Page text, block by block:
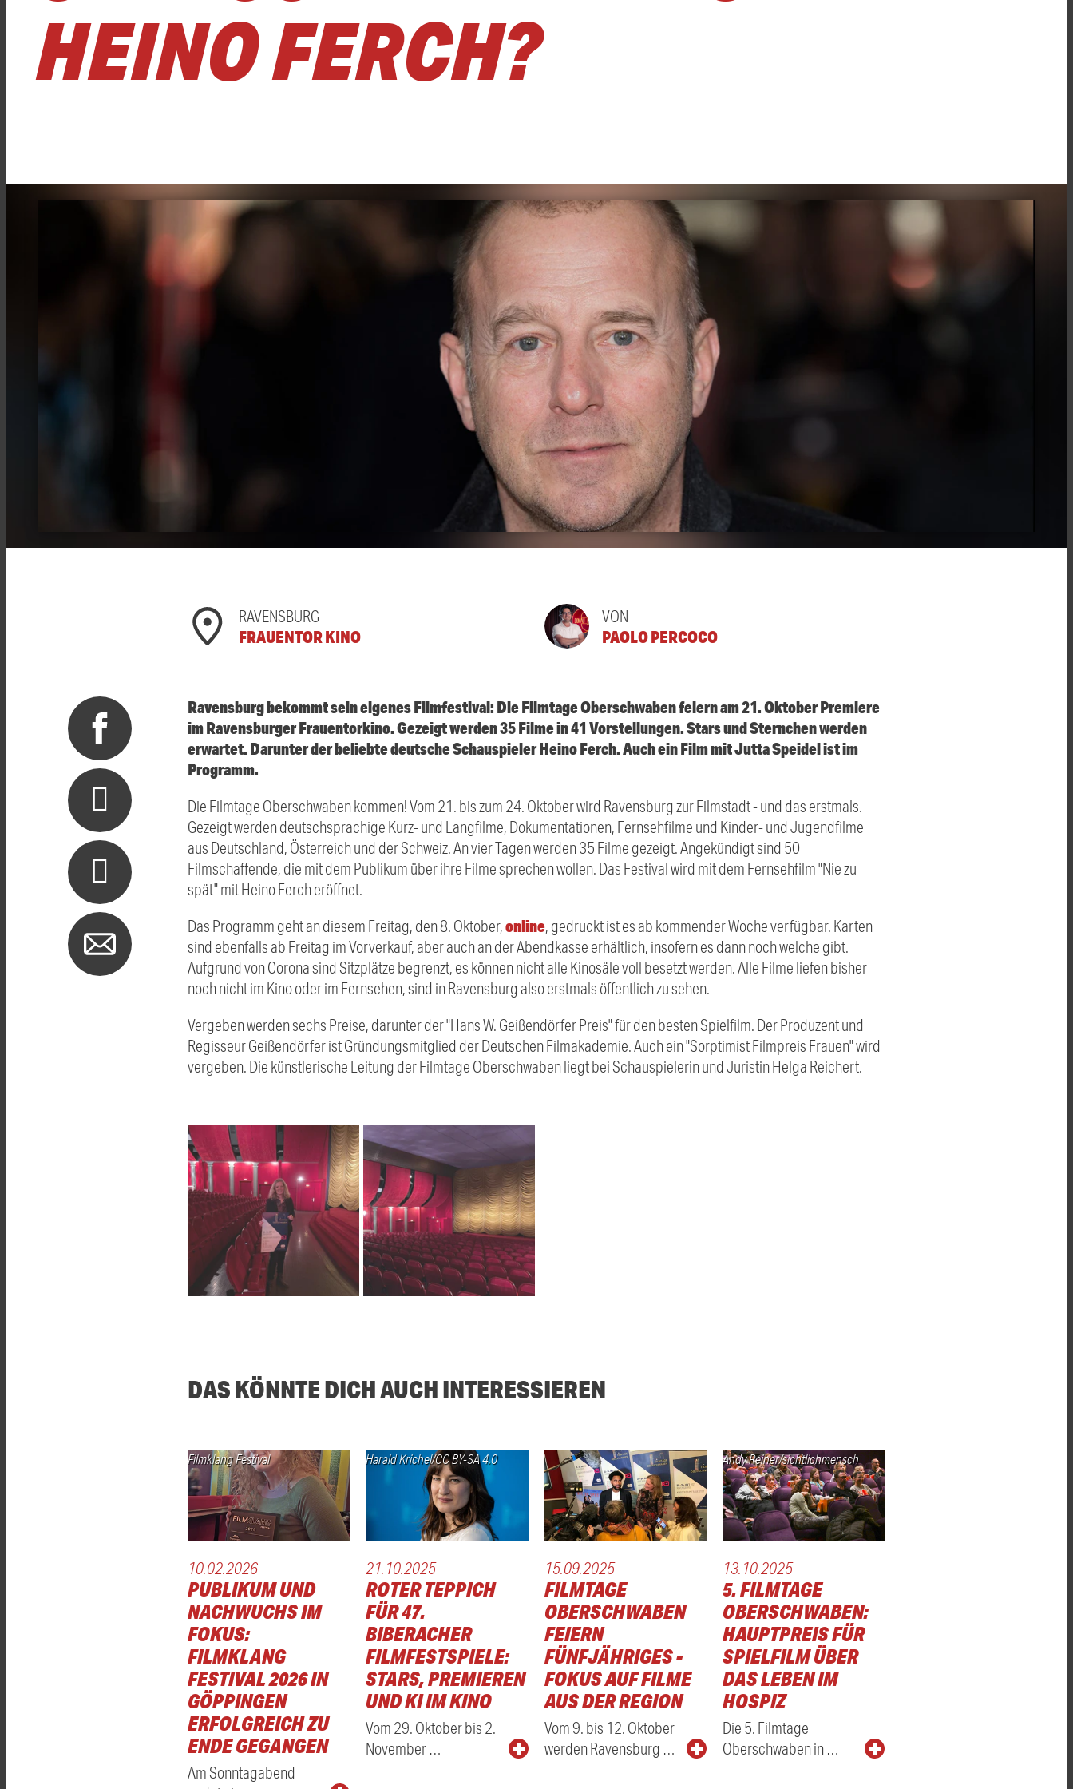
HEINO FERCH?
RAVENSBURG
FRAUENTOR KINO
VON
PAOLO PERCOCO
Ravensburg bekommt sein eigenes Filmfestival: Die Filmtage Oberschwaben feiern am 21. Oktober Premiere
im Ravensburger Frauentorkino. Gezeigt werden 35 Filme in 41 Vorstellungen. Stars und Sternchen werden
erwartet. Darunter der beliebte deutsche Schauspieler Heino Ferch. Auch ein Film mit Jutta Speidel ist im
Programm.
Die Filmtage Oberschwaben kommen! Vom 21. bis zum 24. Oktober wird Ravensburg zur Filmstadt - und das erstmals.
Gezeigt werden deutschsprachige Kurz- und Langfilme, Dokumentationen, Fernsehfilme und Kinder- und Jugendfilme
aus Deutschland, Österreich und der Schweiz. An vier Tagen werden 35 Filme gezeigt. Angekündigt sind 50
Filmschaffende, die mit dem Publikum über ihre Filme sprechen wollen. Das Festival wird mit dem Fernsehfilm "Nie zu
spät" mit Heino Ferch eröffnet.
Das Programm geht an diesem Freitag, den 8. Oktober,online, gedruckt ist es ab kommender Woche verfügbar. Karten
sind ebenfalls ab Freitag im Vorverkauf, aber auch an der Abendkasse erhältlich, insofern es dann noch welche gibt.
Aufgrund von Corona sind Sitzplätze begrenzt, es können nicht alle Kinosäle voll besetzt werden. Alle Filme liefen bisher
noch nicht im Kino oder im Fernsehen, sind in Ravensburg also erstmals öffentlich zu sehen.
Vergeben werden sechs Preise, darunter der "Hans W. Geißendörfer Preis" für den besten Spielfilm. Der Produzent und
Regisseur Geißendörfer ist Gründungsmitglied der Deutschen Filmakademie. Auch ein "Sorptimist Filmpreis Frauen" wird
vergeben. Die künstlerische Leitung der Filmtage Oberschwaben liegt bei Schauspielerin und Juristin Helga Reichert.
DAS KÖNNTE DICH AUCH INTERESSIEREN
Filmklang Festival
10.02.2026
PUBLIKUM UND
NACHWUCHS IM
FOKUS:
FILMKLANG
FESTIVAL 2026 IN
GÖPPINGEN
ERFOLGREICH ZU
ENDE GEGANGEN
Am Sonntagabend
Harald Krichel/CC BY-SA 4.0
21.10.2025
ROTER TEPPICH
FÜR 47.
BIBERACHER
FILMFESTSPIELE:
STARS, PREMIEREN
UND KI IM KINO
Vom 29. Oktober bis 2.
November …
15.09.2025
FILMTAGE
OBERSCHWABEN
FEIERN
FÜNFJÄHRIGES -
FOKUS AUF FILME
AUS DER REGION
Vom 9. bis 12. Oktober
werden Ravensburg …
Andy Reiner/sichtlichmensch
13.10.2025
5. FILMTAGE
OBERSCHWABEN:
HAUPTPREIS FÜR
SPIELFILM ÜBER
DAS LEBEN IM
HOSPIZ
Die 5. Filmtage
Oberschwaben in …